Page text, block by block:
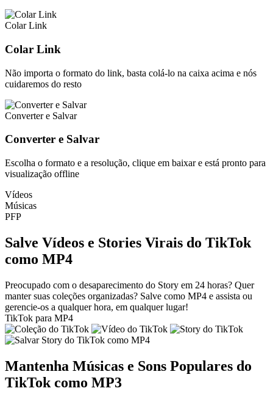
Colar Link
Colar Link
Não importa o formato do link, basta colá-lo na caixa acima e nós
cuidaremos do resto
Converter e Salvar
Converter e Salvar
Escolha o formato e a resolução, clique em baixar e está pronto para
visualização offline
Vídeos
Músicas
PFP
Salve Vídeos e Stories Virais do TikTok
como MP4
Preocupado com o desaparecimento do Story em 24 horas? Quer
manter suas coleções organizadas? Salve como MP4 e assista ou
gerencie-os a qualquer hora, em qualquer lugar!
TikTok para MP4
Mantenha Músicas e Sons Populares do
TikTok como MP3